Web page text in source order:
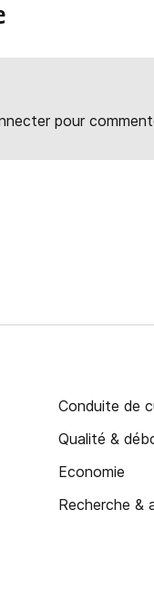
pour
Conduite de
Qualité &
Economie
Recherche &